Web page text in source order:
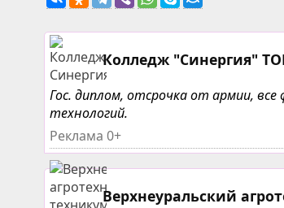
Колледж "Синергия"
Гос. диплом, отсрочка от армии,
технологий.
Реклама 0+
Верхнеуральский